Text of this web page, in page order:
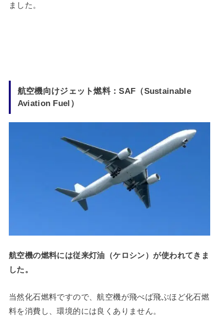
ました。
航空機向けジェット燃料：SAF（Sustainable
Aviation Fuel ）
航空機の燃料には従来灯油（ケロシン）が使われてきま
した。
当然化石燃料ですので、航空機が飛べば飛ぶほど化石燃
料を消費し、環境的には良くありません。